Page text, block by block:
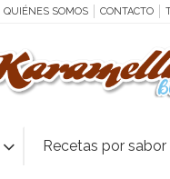
QUIÉNES SOMOS CONTACTO
Recetas por sabor